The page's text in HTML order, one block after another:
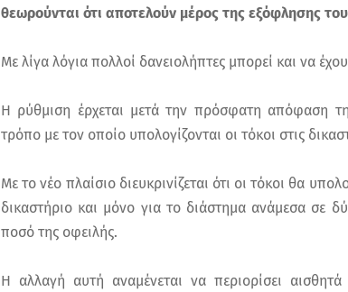
θεωρούνται ότι αποτελούν μέρος της εξόφλησης
Με λίγα λόγια πολλοί δανειολήπτες μπορεί και να
Η ρύθμιση έρχεται μετά την πρόσφατη απόφαση
τρόπο με τον οποίο υπολογίζονται οι τόκοι στις
Με το νέο πλαίσιο διευκρινίζεται ότι οι τόκοι θα
δικαστήριο και μόνο για το διάστημα ανάμεσα σε
ποσό της οφειλής.
Η αλλαγή αυτή αναμένεται να περιορίσει